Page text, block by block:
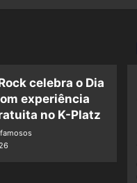
celebra o Dia
experiência
no K-Platz